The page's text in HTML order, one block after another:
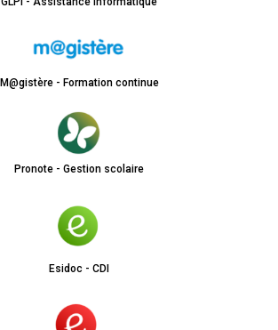
M@gistère - Formation continue
Pronote - Gestion scolaire
Esidoc - CDI